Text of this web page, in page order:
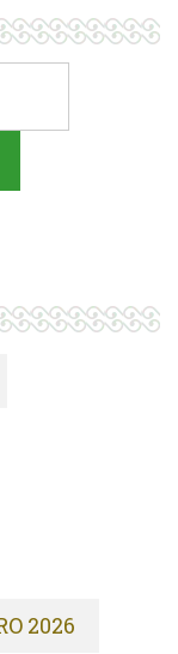
2026